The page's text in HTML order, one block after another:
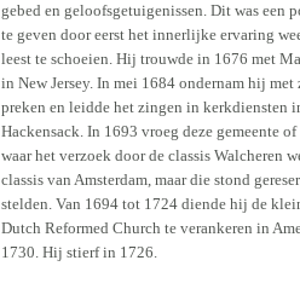
gebed en geloofsgetuigenissen. Dit was
te geven door eerst het innerlijke ervaring
leest te schoeien. Hij trouwde in 1676 met
in New Jersey. In mei 1684 ondernam hij
preken en leidde het zingen in kerkdiensten
Hackensack. In 1693 vroeg deze gemeente
waar het verzoek door de classis
classis van Amsterdam, maar die stond
stelden. Van 1694 tot 1724 diende hij de
Dutch Reformed Church te verankeren in
1730. Hij stierf in 1726.